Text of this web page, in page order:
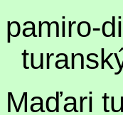
Maďari